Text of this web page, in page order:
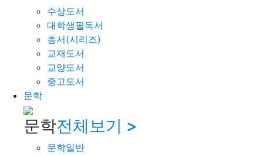
수상도서
대학생필독서
총서(시리즈)
교재도서
교양도서
중고도서
문학
문학전체보기 >
문학일반